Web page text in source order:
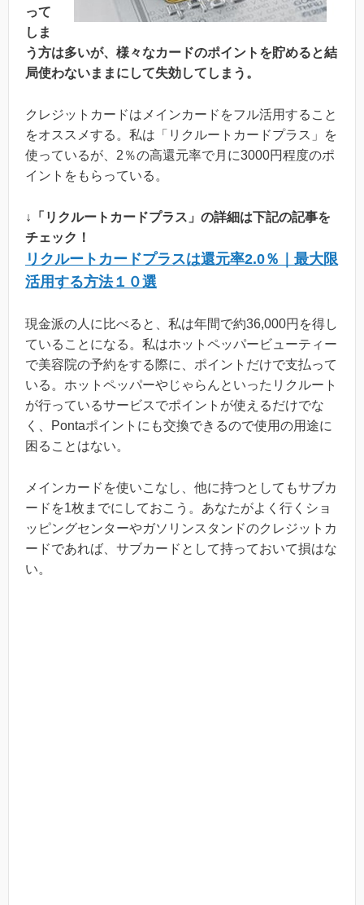
って
しま
う方は多いが、様々なカードのポイントを貯めると結
局使わないままにして失効してしまう。
クレジットカードはメインカードをフル活用すること
をオススメする。私は「リクルートカードプラス」を
使っているが、2％の高還元率で月に3000円程度のポ
イントをもらっている。
↓「リクルートカードプラス」の詳細は下記の記事を
チェック！
リクルートカードプラスは還元率2.0％｜最大限
活用する方法１０選
現金派の人に比べると、私は年間で約36,000円を得し
ていることになる。私はホットペッパービューティー
で美容院の予約をする際に、ポイントだけで支払って
いる。ホットペッパーやじゃらんといったリクルート
が行っているサービスでポイントが使えるだけでな
く、Pontaポイントにも交換できるので使用の用途に
困ることはない。
メインカードを使いこなし、他に持つとしてもサブカ
ードを1枚までにしておこう。あなたがよく行くショ
ッピングセンターやガソリンスタンドのクレジットカ
ードであれば、サブカードとして持っておいて損はな
い。